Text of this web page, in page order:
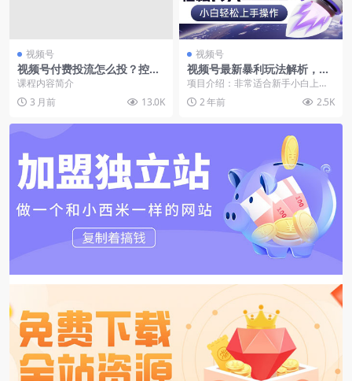
视频号
视频号付费投流怎么投？控成
本/放量/成交/ROI决策点，微
课程内容简介
3 月前
13.0K
视频号
视频号最新暴利玩法解析，小
白也能轻松月入30000+
项目介绍：非常适合新手小白上手
操作的蓝海项目，最新玩法，流量
池巨大，复制粘贴即可...
2 年前 2.5K